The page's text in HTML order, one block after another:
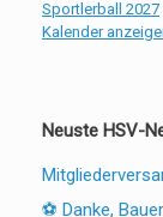
Sportlerball 2027
Kalender
Neuste HSV-
⚽ Danke,